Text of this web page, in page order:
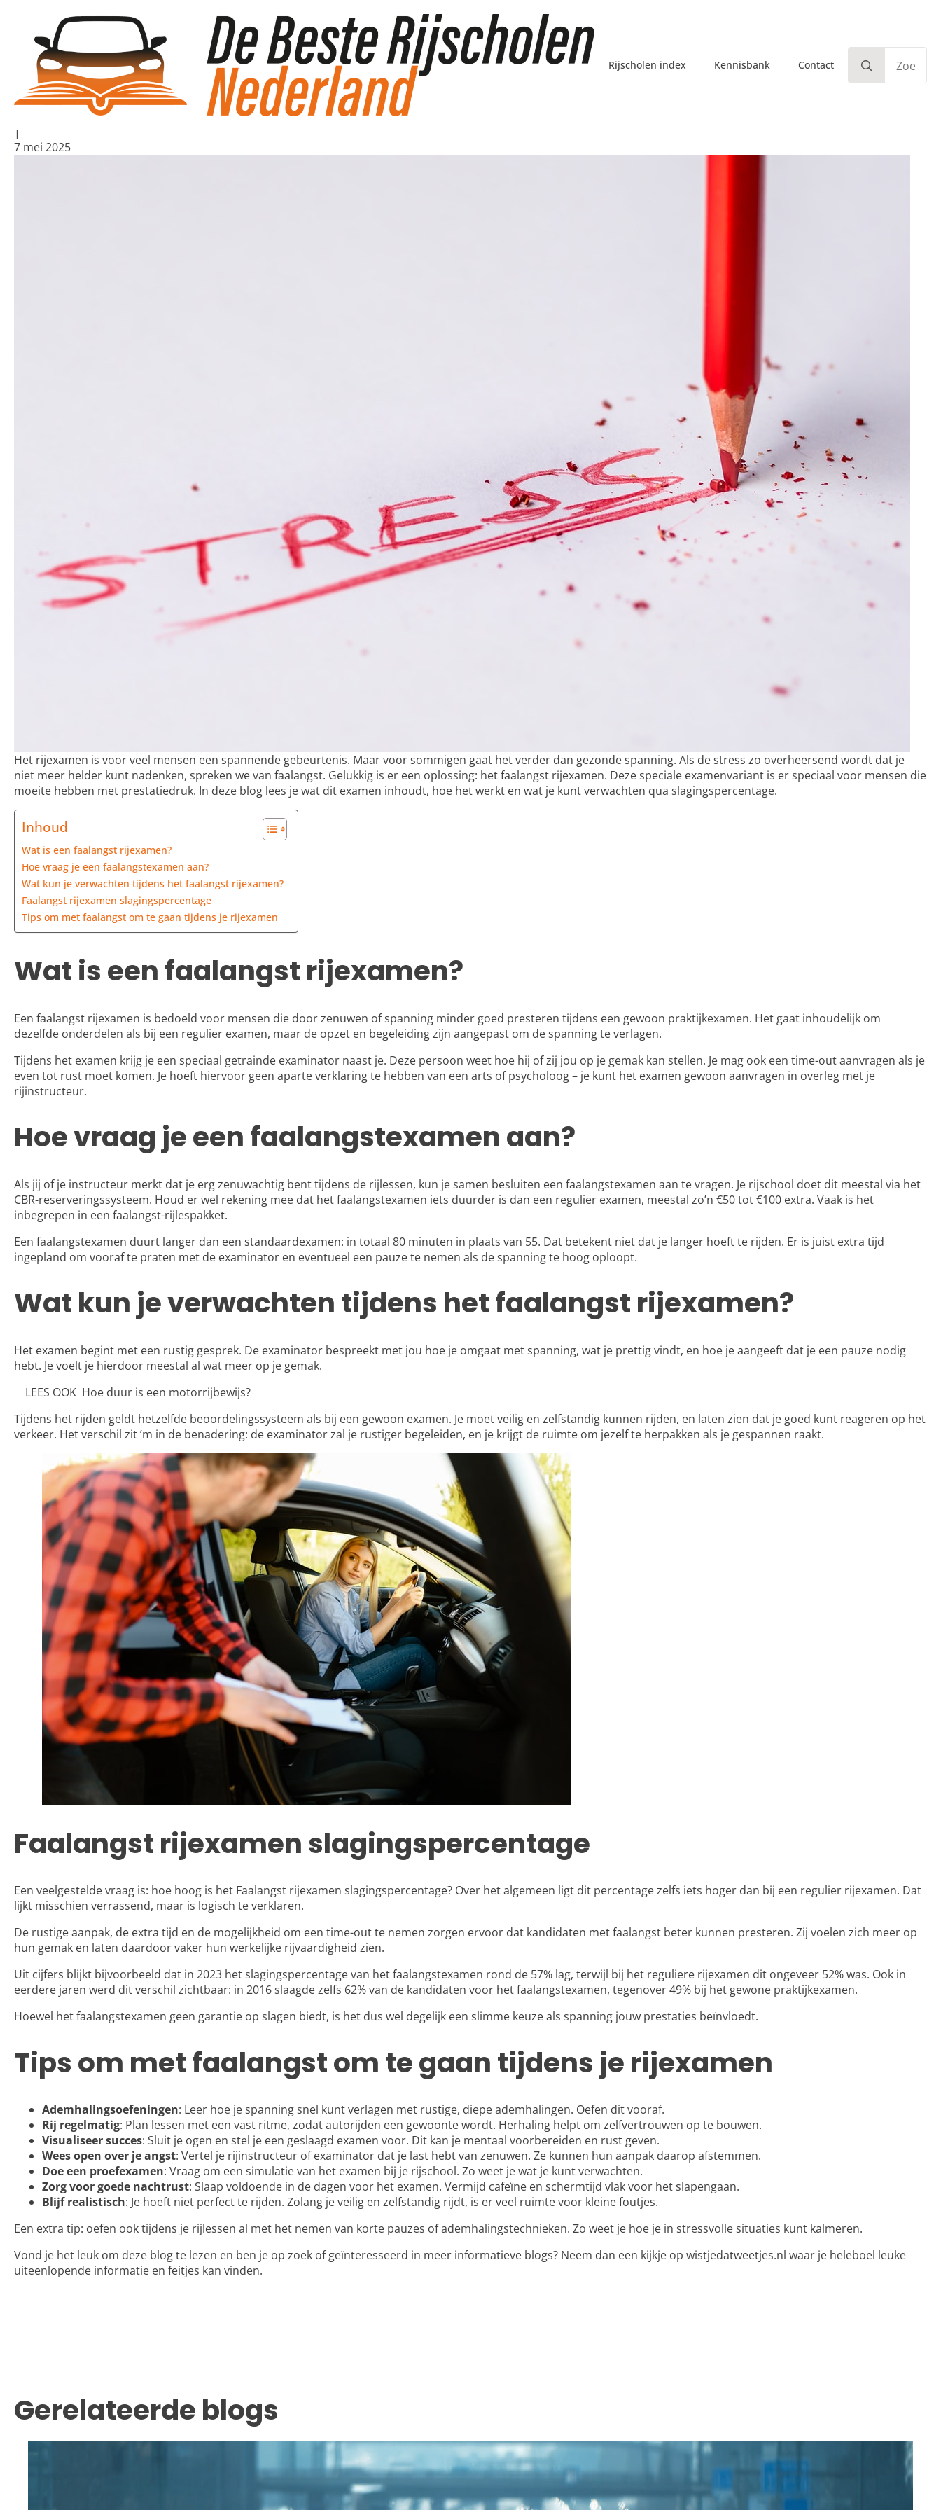
Rijscholen index Kennisbank
Examen
Contact
for
Blogs/Faalangst rijexamen: vergroot jouw kans op slagen
Faalangst rijexamen: vergroot jouw kans op slagen
|
7 mei 2025
Het rijexamen is voor veel mensen een spannende gebeurtenis. Maar voor sommigen gaat het verder dan gezonde spanning. Als de stress zo overheersend wordt dat je
niet meer helder kunt nadenken, spreken we van faalangst. Gelukkig is er een oplossing: het faalangst rijexamen. Deze speciale examenvariant is er speciaal voor mensen die
moeite hebben met prestatiedruk. In deze blog lees je wat dit examen inhoudt, hoe het werkt en wat je kunt verwachten qua slagingspercentage.
Inhoud
Wat is een faalangst rijexamen?
Hoe vraag je een faalangstexamen aan?
Wat kun je verwachten tijdens het faalangst rijexamen?
Faalangst rijexamen slagingspercentage
Tips om met faalangst om te gaan tijdens je rijexamen
Wat is een faalangst rijexamen?
Een faalangst rijexamen is bedoeld voor mensen die door zenuwen of spanning minder goed presteren tijdens een gewoon praktijkexamen. Het gaat inhoudelijk om
dezelfde onderdelen als bij een regulier examen, maar de opzet en begeleiding zijn aangepast om de spanning te verlagen.
Tijdens het examen krijg je een speciaal getrainde examinator naast je. Deze persoon weet hoe hij of zij jou op je gemak kan stellen. Je mag ook een time-out aanvragen als je
even tot rust moet komen. Je hoeft hiervoor geen aparte verklaring te hebben van een arts of psycholoog – je kunt het examen gewoon aanvragen in overleg met je
rijinstructeur.
Hoe vraag je een faalangstexamen aan?
Als jij of je instructeur merkt dat je erg zenuwachtig bent tijdens de rijlessen, kun je samen besluiten een faalangstexamen aan te vragen. Je rijschool doet dit meestal via het
CBR-reserveringssysteem. Houd er wel rekening mee dat het faalangstexamen iets duurder is dan een regulier examen, meestal zo’n €50 tot €100 extra. Vaak is het
inbegrepen in een faalangst-rijlespakket.
Een faalangstexamen duurt langer dan een standaardexamen: in totaal 80 minuten in plaats van 55. Dat betekent niet dat je langer hoeft te rijden. Er is juist extra tijd
ingepland om vooraf te praten met de examinator en eventueel een pauze te nemen als de spanning te hoog oploopt.
Wat kun je verwachten tijdens het faalangst rijexamen?
Het examen begint met een rustig gesprek. De examinator bespreekt met jou hoe je omgaat met spanning, wat je prettig vindt, en hoe je aangeeft dat je een pauze nodig
hebt. Je voelt je hierdoor meestal al wat meer op je gemak.
LEES OOK Hoe duur is een motorrijbewijs?
Tijdens het rijden geldt hetzelfde beoordelingssysteem als bij een gewoon examen. Je moet veilig en zelfstandig kunnen rijden, en laten zien dat je goed kunt reageren op het
verkeer. Het verschil zit ’m in de benadering: de examinator zal je rustiger begeleiden, en je krijgt de ruimte om jezelf te herpakken als je gespannen raakt.
Faalangst rijexamen slagingspercentage
Een veelgestelde vraag is: hoe hoog is het Faalangst rijexamen slagingspercentage? Over het algemeen ligt dit percentage zelfs iets hoger dan bij een regulier rijexamen. Dat
lijkt misschien verrassend, maar is logisch te verklaren.
De rustige aanpak, de extra tijd en de mogelijkheid om een time-out te nemen zorgen ervoor dat kandidaten met faalangst beter kunnen presteren. Zij voelen zich meer op
hun gemak en laten daardoor vaker hun werkelijke rijvaardigheid zien.
Uit cijfers blijkt bijvoorbeeld dat in 2023 het slagingspercentage van het faalangstexamen rond de 57% lag, terwijl bij het reguliere rijexamen dit ongeveer 52% was. Ook in
eerdere jaren werd dit verschil zichtbaar: in 2016 slaagde zelfs 62% van de kandidaten voor het faalangstexamen, tegenover 49% bij het gewone praktijkexamen.
Hoewel het faalangstexamen geen garantie op slagen biedt, is het dus wel degelijk een slimme keuze als spanning jouw prestaties beïnvloedt.
Tips om met faalangst om te gaan tijdens je rijexamen
Ademhalingsoefeningen: Leer hoe je spanning snel kunt verlagen met rustige, diepe ademhalingen. Oefen dit vooraf.
Rij regelmatig: Plan lessen met een vast ritme, zodat autorijden een gewoonte wordt. Herhaling helpt om zelfvertrouwen op te bouwen.
Visualiseer succes: Sluit je ogen en stel je een geslaagd examen voor. Dit kan je mentaal voorbereiden en rust geven.
Wees open over je angst: Vertel je rijinstructeur of examinator dat je last hebt van zenuwen. Ze kunnen hun aanpak daarop afstemmen.
Doe een proefexamen: Vraag om een simulatie van het examen bij je rijschool. Zo weet je wat je kunt verwachten.
Zorg voor goede nachtrust: Slaap voldoende in de dagen voor het examen. Vermijd cafeïne en schermtijd vlak voor het slapengaan.
Blijf realistisch: Je hoeft niet perfect te rijden. Zolang je veilig en zelfstandig rijdt, is er veel ruimte voor kleine foutjes.
Een extra tip: oefen ook tijdens je rijlessen al met het nemen van korte pauzes of ademhalingstechnieken. Zo weet je hoe je in stressvolle situaties kunt kalmeren.
Vond je het leuk om deze blog te lezen en ben je op zoek of geïnteresseerd in meer informatieve blogs? Neem dan een kijkje op wistjedatweetjes.nl waar je heleboel leuke
uiteenlopende informatie en feitjes kan vinden.
Gerelateerde blogs